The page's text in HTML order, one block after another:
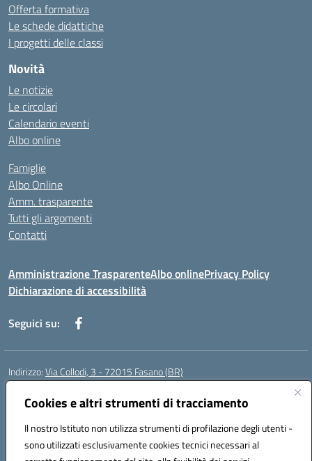
Cookies e altri strumenti di tracciamento
Il nostro Istituto non utilizza strumenti di profilazione degli utenti -
sono utilizzati esclusivamente cookies tecnici necessari al
Offerta formativa
Le schede didattiche
I progetti delle classi
Novità
Le notizie
Le circolari
Calendario eventi
Albo online
Famiglie
Albo Online
Amm. trasparente
Tutti gli argomenti
Contatti
Amministrazione TrasparenteAlbo onlinePrivacy Policy
Dichiarazione di accessibilità
Seguici su:
Indirizzo:Via Collodi, 3 - 72015 Fasano (BR)
Centralino:
Posta elettronica certificata (PEC):bric839004@pec.istruzione.it
Codice fiscale: 90059320748
Codice meccanografico:BRIC839004
Codice Indice delle Pubbliche Amministrazioni (IPA): istsc_bree02200r